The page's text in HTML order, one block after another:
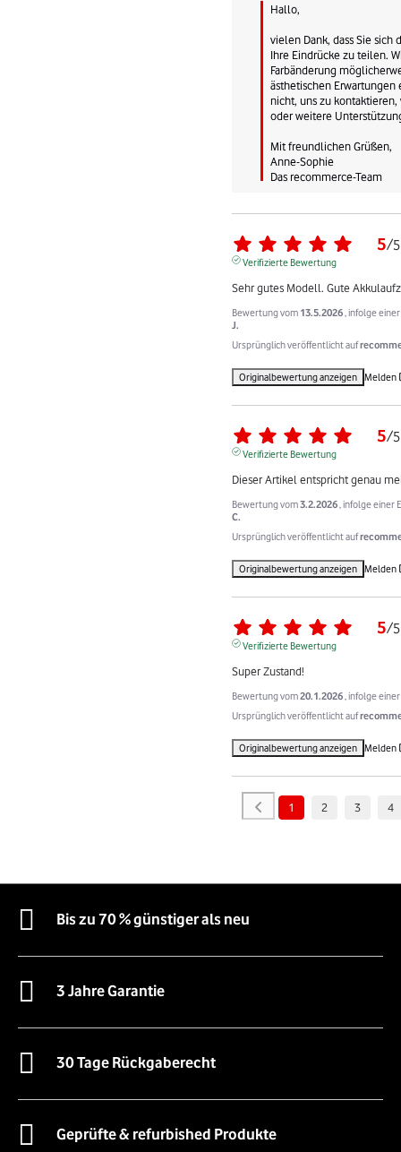
Hallo,
vielen Dank, dass Sie
Ihre Eindrücke zu teilen.
Farbänderung
ästhetischen Erwartungen
nicht, uns zu kontaktieren,
oder weitere
Mit freundlichen Grüßen,
Anne-Sophie
Das recommerce-Team
5/5
Verifizierte Bewertung
Sehr gutes Modell. Gute
Bewertung vom 13.5.2026 , infolge
J.
Ursprünglich veröffentlicht auf
Originalbewertung anzeigen Melden
5/5
Verifizierte Bewertung
Dieser Artikel entspricht genau
Bewertung vom3.2.2026 , infolge einer
C.
Ursprünglich veröffentlicht auf
Originalbewertung anzeigen Melden
5/5
Verifizierte Bewertung
Super Zustand!
Bewertung vom20.1.2026 , infolge
Ursprünglich veröffentlicht auf
Originalbewertung anzeigen Melden
1 2 3 4
Bis zu 70 % günstiger als neu
3 Jahre Garantie
30 Tage Rückgaberecht
Geprüfte & refurbished Produkte